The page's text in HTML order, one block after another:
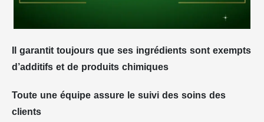
Il garantit toujours que ses ingrédients sont exempts
d’additifs et de produits chimiques
Toute une équipe assure le suivi des soins des
clients